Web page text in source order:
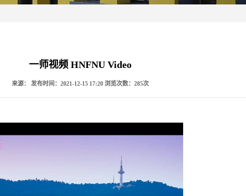
一师视频 HNFNU Video
来源： 发布时间：2021-12-15 17:20浏览次数： 285次